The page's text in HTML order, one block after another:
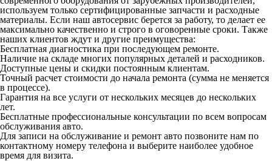
используем только сертифицированные запчасти и расходные
материалы. Если наш автосервис берется за работу, то делает ее
максимально качественно и строго в оговоренные сроки. Также
наших клиентов ждут и другие преимущества:
Бесплатная диагностика при последующем ремонте.
Наличие на складе многих популярных деталей и расходников.
Доступные цены и скидки постоянным клиентам.
Точный расчет стоимости до начала ремонта (сумма не меняется
в процессе).
Гарантия на все услуги от нескольких месяцев до нескольких
лет.
Бесплатные профессиональные консультации по всем вопросам
обслуживания авто.
Для записи на обслуживание и ремонт авто позвоните нам по
контактному номеру телефона и выберите наиболее удобное
время для визита.